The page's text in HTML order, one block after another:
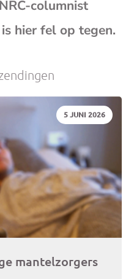
je
columnist
hier fel op tegen.
DATUM:
5 JUNI 2026
mantelzorgers